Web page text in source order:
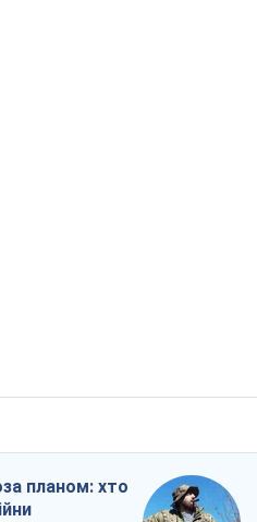
планом: хто